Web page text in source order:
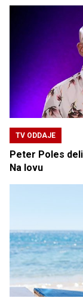
TV ODDAJE
Peter Poles
Na lovu